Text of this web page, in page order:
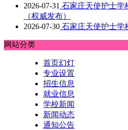
2026-07-31 石家庄天使护士学
（权威发布）
2026-07-30 石家庄天使护士学
网站分类
首页幻灯
专业设置
招生信息
就业信息
学校新闻
新闻动态
通知公告